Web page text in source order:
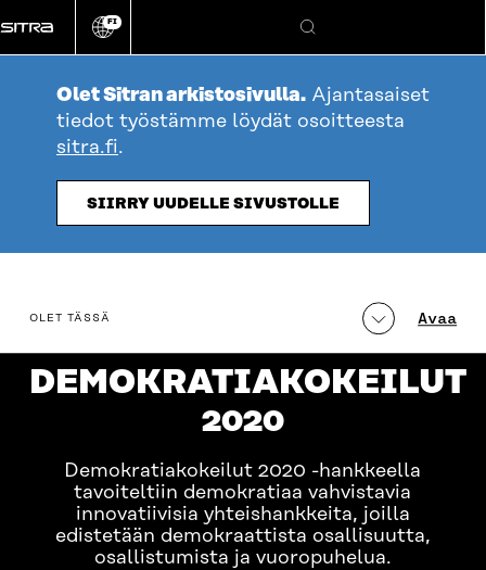
suoraan
sisältöön
Vaihda
kieli
FI
Hae
Olet Sitran arkistosivulla. Ajantasaiset
tiedot työstämme löydät osoitteesta
sitra.fi.
SIIRRY UUDELLE SIVUSTOLLE
DEMOKRATIAKOKEILUT
2020
Demokratiakokeilut 2020 -hankkeella
tavoiteltiin demokratiaa vahvista­via
innovatiivisia yhteishankkeita, joilla
edistetään demokraattista osallisuutta,
osallistumista ja vuoropuhelua.
table_of_contents
OLET TÄSSÄ Avaa